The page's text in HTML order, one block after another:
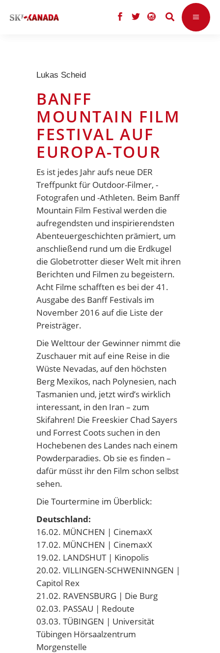
Lukas Scheid
BANFF
MOUNTAIN FILM
FESTIVAL AUF
EUROPA-TOUR
Es ist jedes Jahr aufs neue DER
Treffpunkt für Outdoor-Filmer, -
Fotografen und -Athleten. Beim Banff
Mountain Film Festival werden die
aufregendsten und inspirierendsten
Abenteuergeschichten prämiert, um
anschließend rund um die Erdkugel
die Globetrotter dieser Welt mit ihren
Berichten und Filmen zu begeistern.
Acht Filme schafften es bei der 41.
Ausgabe des Banff Festivals im
November 2016 auf die Liste der
Preisträger.
Die Welttour der Gewinner nimmt die
Zuschauer mit auf eine Reise in die
Wüste Nevadas, auf den höchsten
Berg Mexikos, nach Polynesien, nach
Tasmanien und, jetzt wird’s wirklich
interessant, in den Iran – zum
Skifahren! Die Freeskier Chad Sayers
und Forrest Coots suchen in den
Hochebenen des Landes nach einem
Powderparadies. Ob sie es finden –
dafür müsst ihr den Film schon selbst
sehen.
Die Tourtermine im Überblick:
Deutschland:
16.02. MÜNCHEN | CinemaxX
17.02. MÜNCHEN | CinemaxX
19.02. LANDSHUT | Kinopolis
20.02. VILLINGEN-SCHWENINNGEN |
Capitol Rex
21.02. RAVENSBURG | Die Burg
02.03. PASSAU | Redoute
03.03. TÜBINGEN | Universität
Tübingen Hörsaalzentrum
Morgenstelle